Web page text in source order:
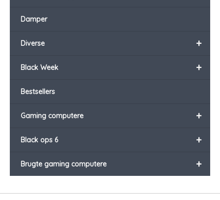
Damper
+
Diverse
+
Black Week
Bestsellers
+
Gaming computere
+
Black ops 6
+
Brugte gaming computere